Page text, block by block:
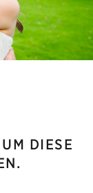
DIESE